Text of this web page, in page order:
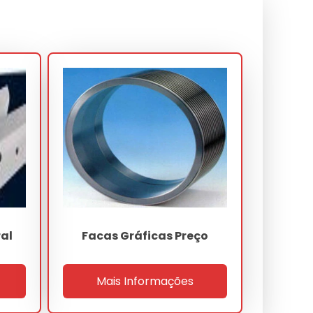
Facas Gráficas Preço
Mais Informações